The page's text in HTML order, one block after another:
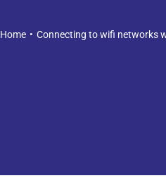
Home Connecting to wifi networks